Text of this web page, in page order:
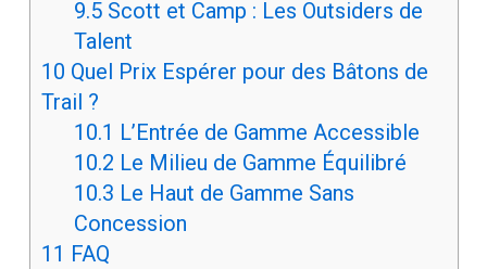
9.5Scott et Camp : Les Outsiders de
Talent
10 Quel Prix Espérer pour des Bâtons de
Trail ?
10.1 L’Entrée de Gamme Accessible
10.2 Le Milieu de Gamme Équilibré
10.3 Le Haut de Gamme Sans
Concession
11 FAQ